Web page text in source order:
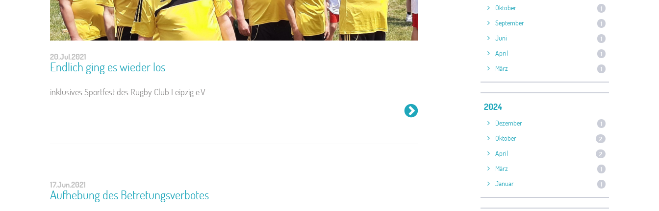
Oktober 1
September 1
Juni 1
April 1
März 1
2024
Dezember 1
Oktober 2
April 2
März 1
Januar 1
20.Jul.2021
Endlich ging es wieder los
inklusives Sportfest des Rugby Club Leipzig e.V.
17.Jun.2021
Aufhebung des Betretungsverbotes